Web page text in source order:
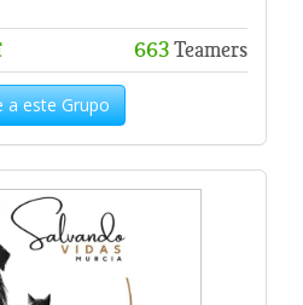
663Teamers
a este Grupo